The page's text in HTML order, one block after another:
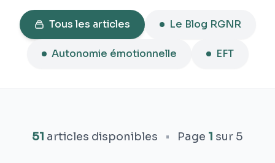
Tous les articles Le Blog RGNR
Autonomie émotionnelle EFT
51 articles disponibles • Page 1 sur 5